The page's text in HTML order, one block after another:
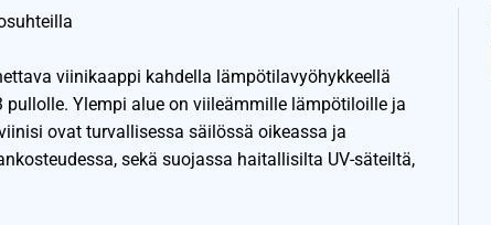
viinikaappi kahdella lämpötilavyöhykkeellä
pullolle. Ylempi alue on viileämmille lämpötiloille ja
ovat turvallisessa säilössä oikeassa ja
sekä suojassa haitallisilta UV-säteiltä,